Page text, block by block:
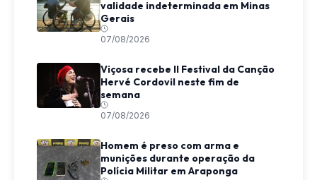
validade indeterminada em Minas
Gerais
07/08/2026
Viçosa recebe II Festival da Canção
Hervé Cordovil neste fim de
semana
07/08/2026
Homem é preso com arma e
munições durante operação da
Polícia Militar em Araponga